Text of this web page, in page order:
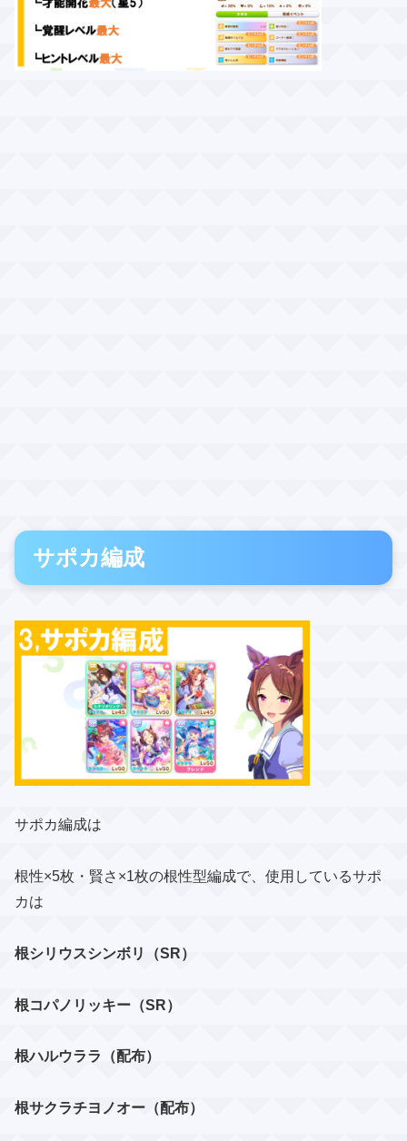
サポカ編成
サポカ編成は
根性×5枚・賢さ×1枚の根性型編成で、使用しているサポ
カは
根シリウスシンボリ（SR）
根コパノリッキー（SR）
根ハルウララ（配布）
根サクラチヨノオー（配布）